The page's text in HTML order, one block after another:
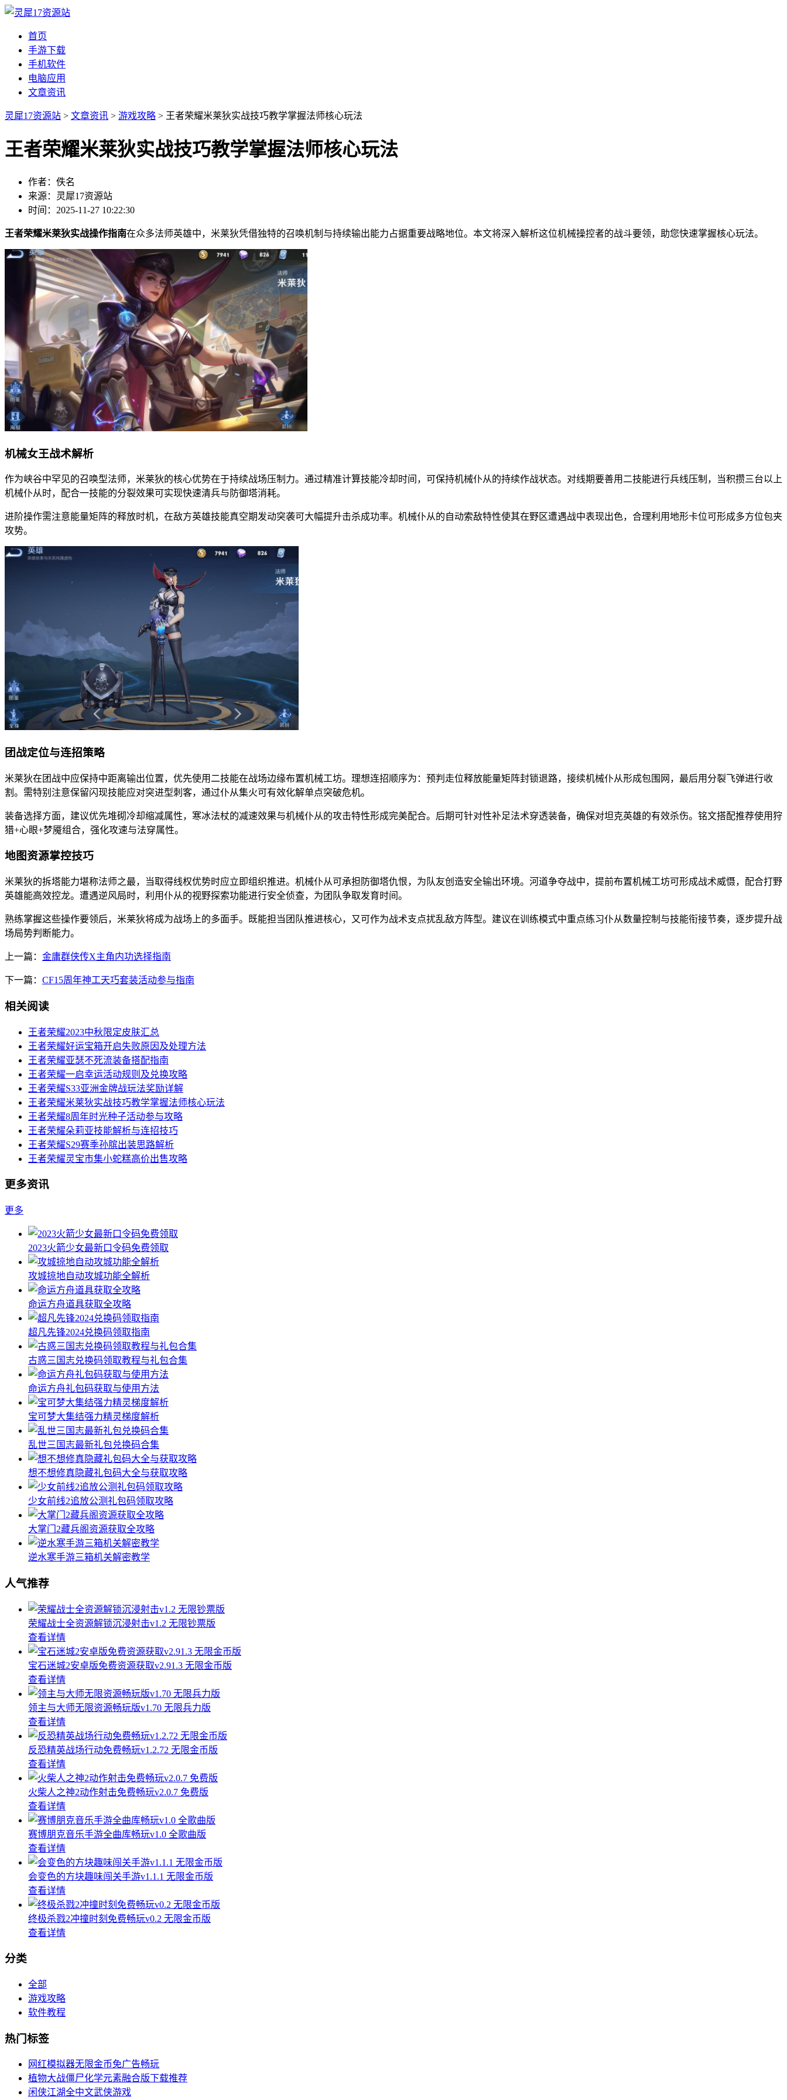
首页
手游下载
手机软件
电脑应用
文章资讯
灵犀17资源站 > 文章资讯 > 游戏攻略 > 王者荣耀米莱狄实战技巧教学掌握法师核心玩法
王者荣耀米莱狄实战技巧教学掌握法师核心玩法
作者：佚名
来源：灵犀17资源站
时间：2025-11-27 10:22:30
王者荣耀米莱狄实战操作指南在众多法师英雄中，米莱狄凭借独特的召唤机制与持续输出能力占据重要战略地位。本文将深入解析这位机械操控者的战斗要领，助您快速掌握核心玩法。
机械女王战术解析
作为峡谷中罕见的召唤型法师，米莱狄的核心优势在于持续战场压制力。通过精准计算技能冷却时间，可保持机械仆从的持续作战状态。对线期要善用二技能进行兵线压制，当积攒三台以上
机械仆从时，配合一技能的分裂效果可实现快速清兵与防御塔消耗。
进阶操作需注意能量矩阵的释放时机，在敌方英雄技能真空期发动突袭可大幅提升击杀成功率。机械仆从的自动索敌特性使其在野区遭遇战中表现出色，合理利用地形卡位可形成多方位包夹
攻势。
团战定位与连招策略
米莱狄在团战中应保持中距离输出位置，优先使用二技能在战场边缘布置机械工坊。理想连招顺序为：预判走位释放能量矩阵封锁退路，接续机械仆从形成包围网，最后用分裂飞弹进行收
割。需特别注意保留闪现技能应对突进型刺客，通过仆从集火可有效化解单点突破危机。
装备选择方面，建议优先堆砌冷却缩减属性，寒冰法杖的减速效果与机械仆从的攻击特性形成完美配合。后期可针对性补足法术穿透装备，确保对坦克英雄的有效杀伤。铭文搭配推荐使用狩
猎+心眼+梦魇组合，强化攻速与法穿属性。
地图资源掌控技巧
米莱狄的拆塔能力堪称法师之最，当取得线权优势时应立即组织推进。机械仆从可承担防御塔仇恨，为队友创造安全输出环境。河道争夺战中，提前布置机械工坊可形成战术威慑，配合打野
英雄能高效控龙。遭遇逆风局时，利用仆从的视野探索功能进行安全侦查，为团队争取发育时间。
熟练掌握这些操作要领后，米莱狄将成为战场上的多面手。既能担当团队推进核心，又可作为战术支点扰乱敌方阵型。建议在训练模式中重点练习仆从数量控制与技能衔接节奏，逐步提升战
场局势判断能力。
上一篇： 金庸群侠传X主角内功选择指南
下一篇： CF15周年神工天巧套装活动参与指南
相关阅读
王者荣耀2023中秋限定皮肤汇总
王者荣耀好运宝箱开启失败原因及处理方法
王者荣耀亚瑟不死流装备搭配指南
王者荣耀一启幸运活动规则及兑换攻略
王者荣耀S33亚洲金牌战玩法奖励详解
王者荣耀米莱狄实战技巧教学掌握法师核心玩法
王者荣耀8周年时光种子活动参与攻略
王者荣耀朵莉亚技能解析与连招技巧
王者荣耀S29赛季孙膑出装思路解析
王者荣耀灵宝市集小蛇糕高价出售攻略
更多资讯
更多
2023火箭少女最新口令码免费领取
攻城掠地自动攻城功能全解析
命运方舟道具获取全攻略
超凡先锋2024兑换码领取指南
古惑三国志兑换码领取教程与礼包合集
命运方舟礼包码获取与使用方法
宝可梦大集结强力精灵梯度解析
乱世三国志最新礼包兑换码合集
想不想修真隐藏礼包码大全与获取攻略
少女前线2追放公测礼包码领取攻略
大掌门2藏兵阁资源获取全攻略
逆水寒手游三箱机关解密教学
人气推荐
荣耀战士全资源解锁沉浸射击v1.2 无限钞票版
查看详情
宝石迷城2安卓版免费资源获取v2.91.3 无限金币版
查看详情
领主与大师无限资源畅玩版v1.70 无限兵力版
查看详情
反恐精英战场行动免费畅玩v1.2.72 无限金币版
查看详情
火柴人之神2动作射击免费畅玩v2.0.7 免费版
查看详情
赛博朋克音乐手游全曲库畅玩v1.0 全歌曲版
查看详情
会变色的方块趣味闯关手游v1.1.1 无限金币版
查看详情
终极杀戮2冲撞时刻免费畅玩v0.2 无限金币版
查看详情
分类
全部
游戏攻略
软件教程
热门标签
网红模拟器无限金币免广告畅玩
植物大战僵尸化学元素融合版下载推荐
闲侠江湖全中文武侠游戏